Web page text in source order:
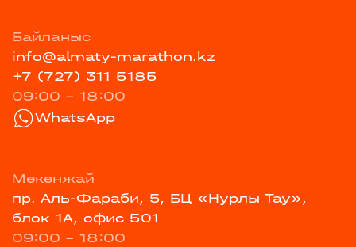
Байланыс
info@almaty-marathon.kz
+7 (727) 311 5185
09:00 - 18:00
WhatsApp
Мекенжай
пр. Аль-Фараби, 5, БЦ «Нурлы Тау»,
блок 1А, офис 501
09:00 - 18:00